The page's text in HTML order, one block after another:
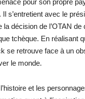
pour son propre
s’entretient avec le
la décision de l’OTAN de
tchèque. En réalisant
se retrouve face à un
le monde.
et les